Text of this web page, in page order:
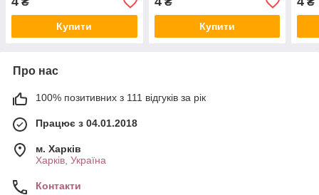
Купити Купити
Про нас
100% позитивних з 111 відгуків за рік
Працює з 04.01.2018
м. Харків
Харків, Україна
Контакти